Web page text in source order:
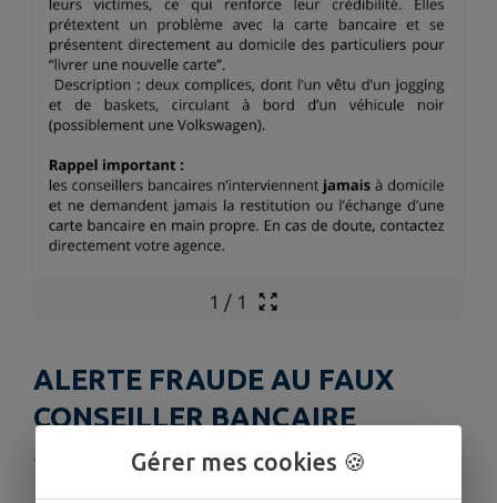
1 / 1
ALERTE FRAUDE AU FAUX
CONSEILLER BANCAIRE
Publié le samedi 04 octobre 2025 - Lanvénégen
Gérer mes cookies 🍪